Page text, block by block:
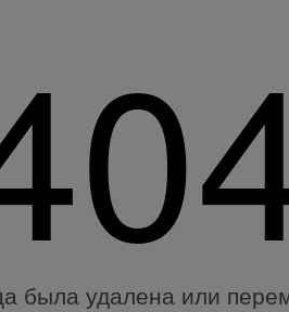
была удалена или